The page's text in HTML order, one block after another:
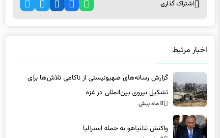
گزارش رسانه‌های صهیونیستی از ناکامی تلاش‌ها برای
تشکیل نیروی بین‌المللی در غزه
8 ماه پیش
8 ماه پیش